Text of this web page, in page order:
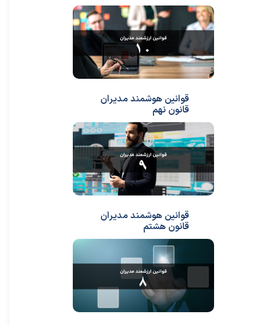
قوانین هوشمند مدیران
قانون نهم
قوانین هوشمند مدیران
قانون هشتم